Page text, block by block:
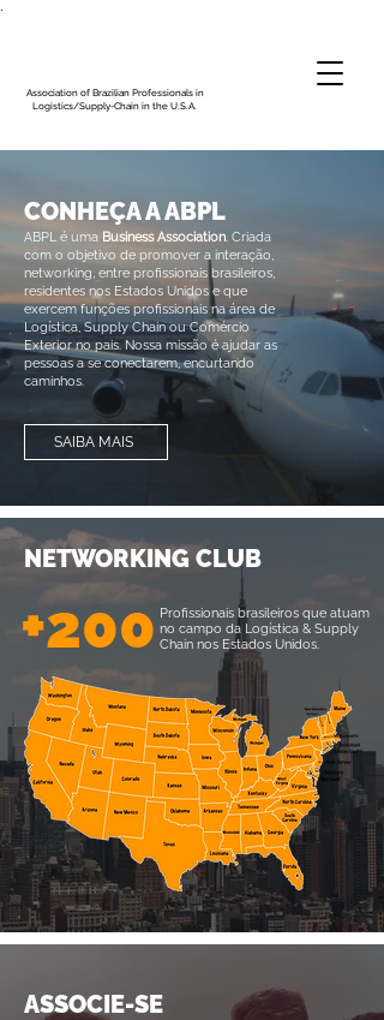
Association of Brazilian Professionals in
Logistics/Supply-Chain in the U.S.A.
CONHEÇA A ABPL
ABPL é uma Business Association. Criada
com o objetivo de promover a interação,
networking, entre profissionais brasileiros,
residentes nos Estados Unidos e que
exercem funções profissionais na área de
Logística, Supply Chain ou Comércio
Exterior no pais. Nossa missão é ajudar as
pessoas a se conectarem, encurtando
caminhos.
SAIBA MAIS
NETWORKING CLUB
+200 Profissionais brasileiros que atuam
no campo da Logística & Supply
Chain nos Estados Unidos.
ASSOCIE-SE